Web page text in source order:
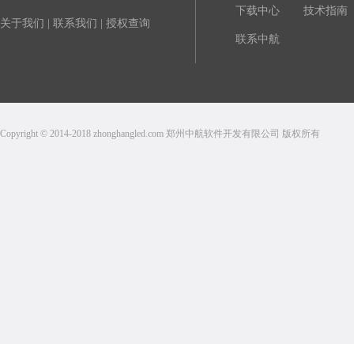
关于我们 联系我们 授权查询
下载中心 技术指南
联系中航
Copyright © 2014-2018 zhonghangled.com 郑州中航软件开发有限公司 版权所有